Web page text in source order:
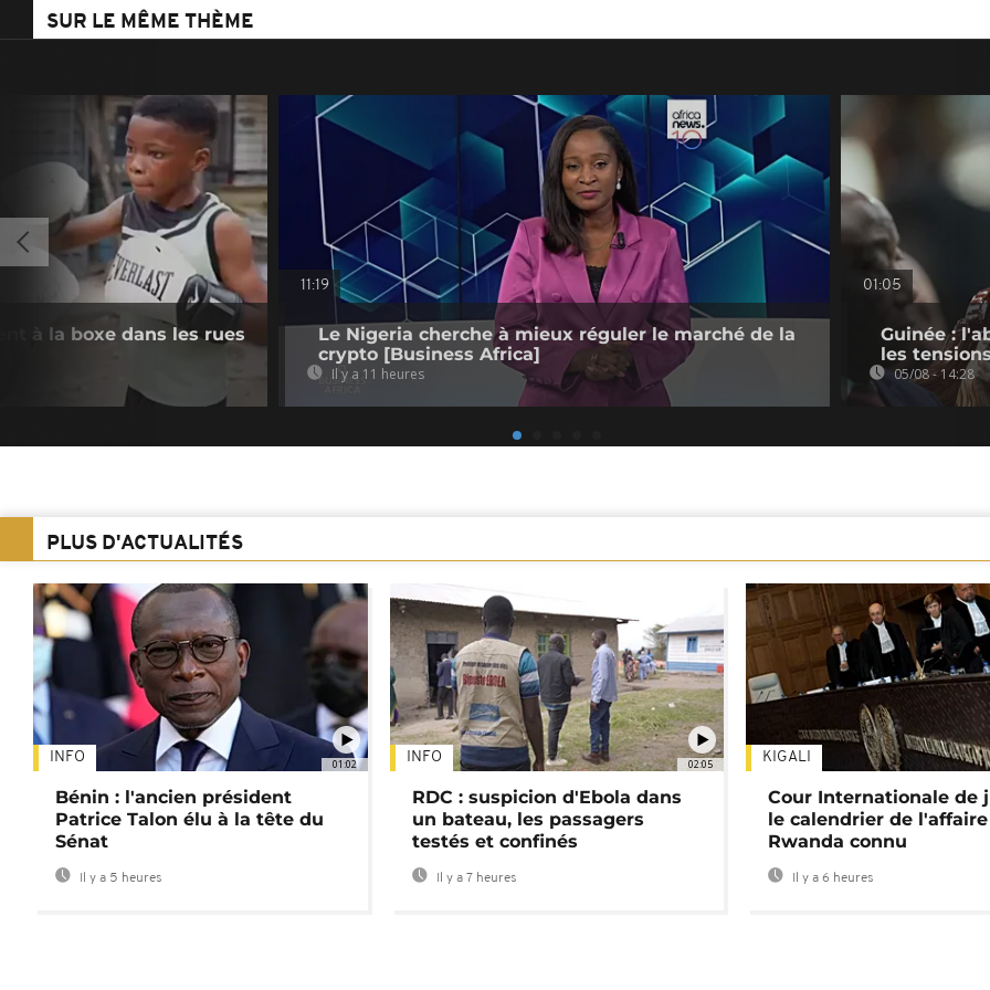
SUR LE MÊME THÈME
à la boxe dans les rues
11:19
Le Nigeria cherche à mieux réguler le marché de la
crypto [Business Africa]
Il y a 11 heures
01:05
Guinée :
les
05/08 - 14:28
PLUS D'ACTUALITÉS
01:02
INFO
Bénin : l'ancien président
Patrice Talon élu à la tête du
Sénat
Il y a 5 heures
02:05
INFO
RDC : suspicion d'Ebola dans
un bateau, les passagers
testés et confinés
Il y a 7 heures
KIGALI
Cour Internationale de
le calendrier de l'affaire
Rwanda connu
Il y a 6 heures